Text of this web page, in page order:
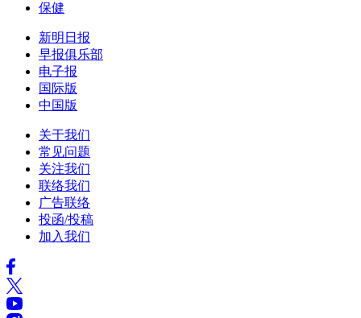
保健
新明日报
早报俱乐部
电子报
国际版
中国版
关于我们
常见问题
关注我们
联络我们
广告联络
投函/投稿
加入我们